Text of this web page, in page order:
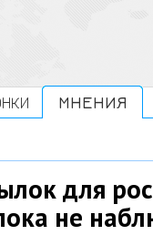
МНЕНИЯ
для
не